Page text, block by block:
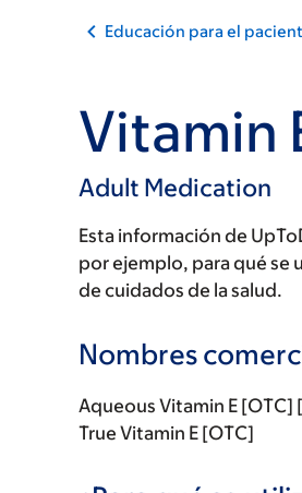
Educación para el
Vitamin
Adult Medication
Esta información de
por ejemplo, para qué se
de cuidados de la salud.
Nombres
Aqueous Vitamin E [OTC]
True Vitamin E [OTC]